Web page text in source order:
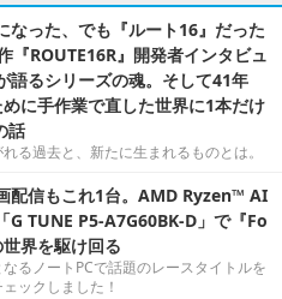
なった、でも『ルート16』だった
ROUTE16R』開発者インタビュ
語るシリーズの魂。そして41年
に手作業で直した世界に1本だけ
話
る過去と、新たに生まれるものとは。
配信もこれ1台。AMD Ryzen™ AI
G TUNE P5-A7G60BK-D」で『Fo
界を駆け回る
るノートPCで話題のレースタイトルを
ックしました！